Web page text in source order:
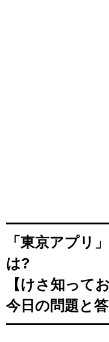
「東京アプリ
は?
【けさ知って
今日の問題と答